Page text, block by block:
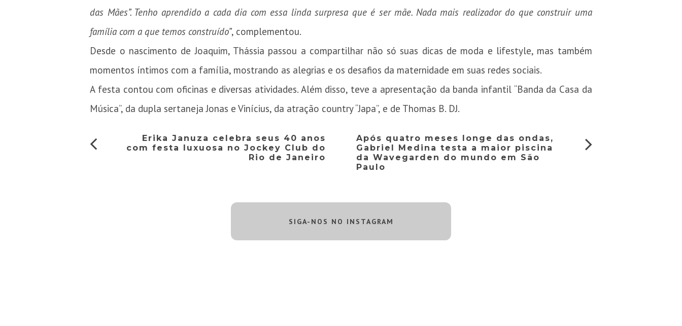
das Mães”. Tenho aprendido a cada dia com essa linda surpresa que é ser mãe. Nada mais realizador do que construir uma
família com a que temos construído”, complementou.
Desde o nascimento de Joaquim, Thássia passou a compartilhar não só suas dicas de moda e lifestyle, mas também
momentos íntimos com a família, mostrando as alegrias e os desafios da maternidade em suas redes sociais.
A festa contou com oficinas e diversas atividades. Além disso, teve a apresentação da banda infantil “Banda da Casa da
Música”, da dupla sertaneja Jonas e Vinícius, da atração country “Japa”, e de Thomas B. DJ.
Erika Januza celebra seus 40 anos
com festa luxuosa no Jockey Club do
Rio de Janeiro
Após quatro meses longe das ondas,
Gabriel Medina testa a maior piscina
da Wavegarden do mundo em São
Paulo
SIGA-NOS NO INSTAGRAM